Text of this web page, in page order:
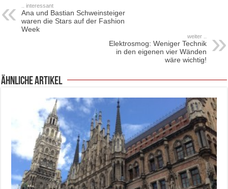
.. interessant
Ana und Bastian Schweinsteiger
waren die Stars auf der Fashion
Week
weiter ..
Elektrosmog: Weniger Technik
in den eigenen vier Wänden
wäre wichtig!
ähnliche Artikel